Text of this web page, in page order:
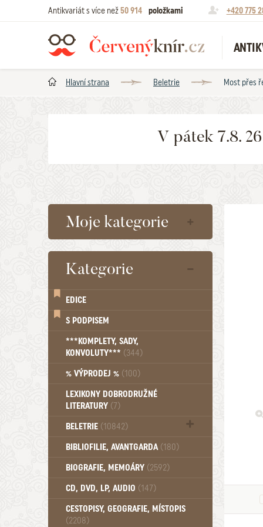
Antikvariát s více než50 914 položkami +420 775
Hlavní strana Beletrie Most přes
V pátek 7.8.
Moje kategorie
Kategorie
EDICE
S PODPISEM
***KOMPLETY, SADY,
KONVOLUTY*** (344)
% VÝPRODEJ % (100)
LEXIKONY DOBRODRUŽNÉ
LITERATURY (7)
BELETRIE (10842)
Beletrie - Historická (1388)
Beletrie - Povídky (1758)
Beletrie - Válečné romány (489)
Beletrie - Ženské a dívčí romány
(1522)
BIBLIOFILIE, AVANTGARDA (180)
BIOGRAFIE, MEMOÁRY (2592)
CD, DVD, LP, AUDIO (147)
CESTOPISY, GEOGRAFIE, MÍSTOPIS
(2208)